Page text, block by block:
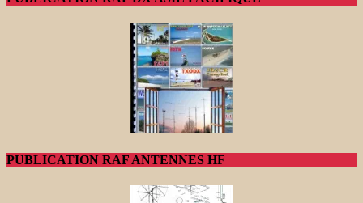
PUBLICATION RAF ANTENNES HF